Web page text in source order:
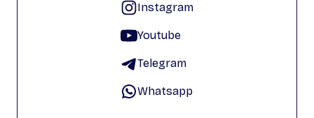
Instagram
Youtube
Telegram
Whatsapp